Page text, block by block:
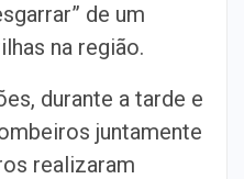
de um
na região.
durante a tarde e
juntamente
realizaram